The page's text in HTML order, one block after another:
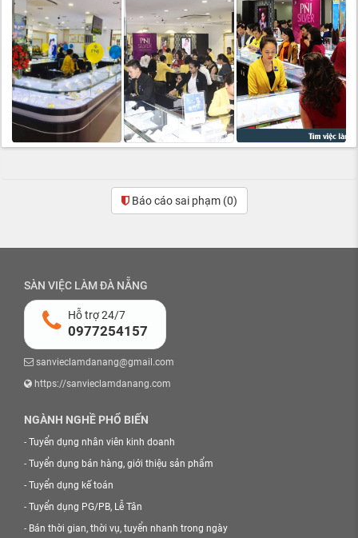
Báo cáo sai phạm (0)
SÀN VIỆC LÀM ĐÀ NẴNG
Hỗ trợ 24/7
0977254157
sanvieclamdanang@gmail.com
https://sanvieclamdanang.com
NGÀNH NGHỀ PHỔ BIẾN
- Tuyển dụng nhân viên kinh doanh
- Tuyển dụng bán hàng, giới thiệu sản phẩm
- Tuyển dụng kế toán
- Tuyển dụng PG/PB, Lễ Tân
- Bán thời gian, thời vụ, tuyển nhanh trong ngày